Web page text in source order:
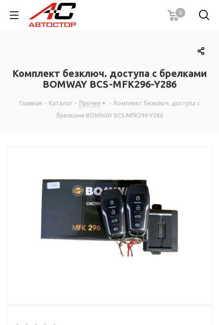
0
Комплект безключ. доступа с брелками
BOMWAY BCS-MFK296-Y286
Главная - Каталог - Прочее - Комплект безключ. доступа с
брелками BOMWAY BCS-MFK296-Y286